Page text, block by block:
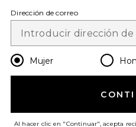
es
¡AYÚDANOS A
Dirección de correo
Mujer
Al hacer clic en "Continuar", acepta